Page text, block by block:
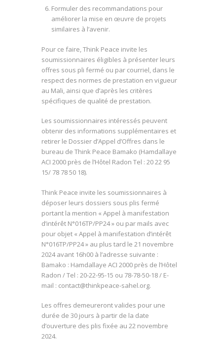
Formuler des recommandations pour
améliorer la mise en œuvre de projets
similaires à l’avenir.
Pour ce faire, Think Peace invite les
soumissionnaires éligibles à présenter leurs
offres sous pli fermé ou par courriel, dans le
respect des normes de prestation en vigueur
au Mali, ainsi que d’après les critères
spécifiques de qualité de prestation.
Les soumissionnaires intéressés peuvent
obtenir des informations supplémentaires et
retirer le Dossier d’Appel d’Offres dans le
bureau de Think Peace Bamako (Hamdallaye
ACI 2000 près de l’Hôtel Radon Tel : 20 22 95
15/ 78 78 50 18).
Think Peace invite les soumissionnaires à
déposer leurs dossiers sous plis fermé
portant la mention « Appel à manifestation
d’intérêt N°016TP/PP24 » ou par mails avec
pour objet « Appel à manifestation d’intérêt
N°016TP/PP24 » au plus tard le 21 novembre
2024 avant 16h00 à l’adresse suivante :
Bamako : Hamdallaye ACI 2000 près de l’Hôtel
Radon / Tel : 20-22-95-15 ou 78-78-50-18 / E-
mail : contact@thinkpeace-sahel.org.
Les offres demeureront valides pour une
durée de 30 jours à partir de la date
d’ouverture des plis fixée au 22 novembre
2024.